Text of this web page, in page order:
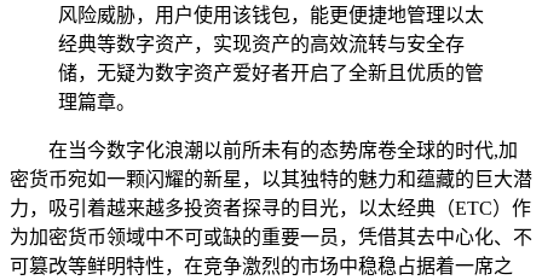
风险威胁，用户使用该钱包，能更便捷地管理以太
经典等数字资产，实现资产的高效流转与安全存
储，无疑为数字资产爱好者开启了全新且优质的管
理篇章。
在当今数字化浪潮以前所未有的态势席卷全球的时代,加
密货币宛如一颗闪耀的新星，以其独特的魅力和蕴藏的巨大潜
力，吸引着越来越多投资者探寻的目光，以太经典（ETC）作
为加密货币领域中不可或缺的重要一员，凭借其去中心化、不
可篡改等鲜明特性，在竞争激烈的市场中稳稳占据着一席之